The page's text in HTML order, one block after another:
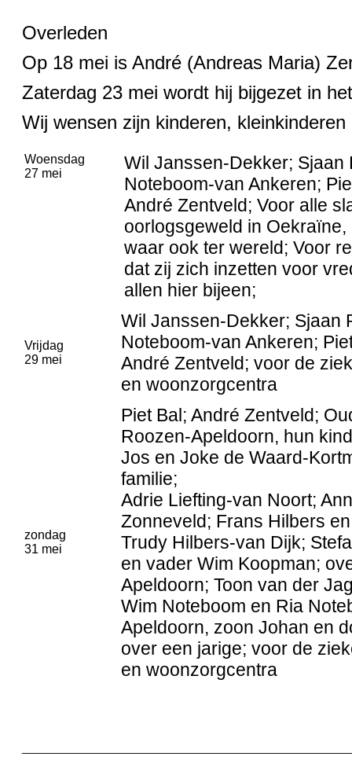
Overleden
Op 18 mei is André (Andreas Maria)
Zaterdag 23 mei wordt hij bijgezet in
Wij wensen zijn kinderen,
Woensdag
27 mei
Wil Janssen-Dekker; Sjaan
Noteboom-van Ankeren;
André Zentveld; Voor alle
oorlogsgeweld in
waar ook ter wereld; Voor
dat zij zich inzetten voor
allen hier bijeen;
Vrijdag
29 mei
Wil Janssen-Dekker; Sjaan
Noteboom-van Ankeren;
André Zentveld; voor de
en woonzorgcentra
zondag
31 mei
Piet Bal; André Zentveld;
Roozen-Apeldoorn, hun
Jos en Joke de Waard-
familie;
Adrie Liefting-van Noort;
Zonneveld; Frans Hilbers en
Trudy Hilbers-van Dijk;
en vader Wim Koopman;
Apeldoorn; Toon van der
Wim Noteboom en Ria
Apeldoorn, zoon Johan en
over een jarige; voor de
en woonzorgcentra